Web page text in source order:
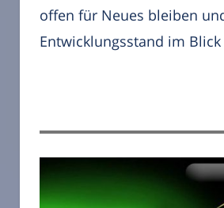
offen für Neues bleiben
Entwicklungsstand im